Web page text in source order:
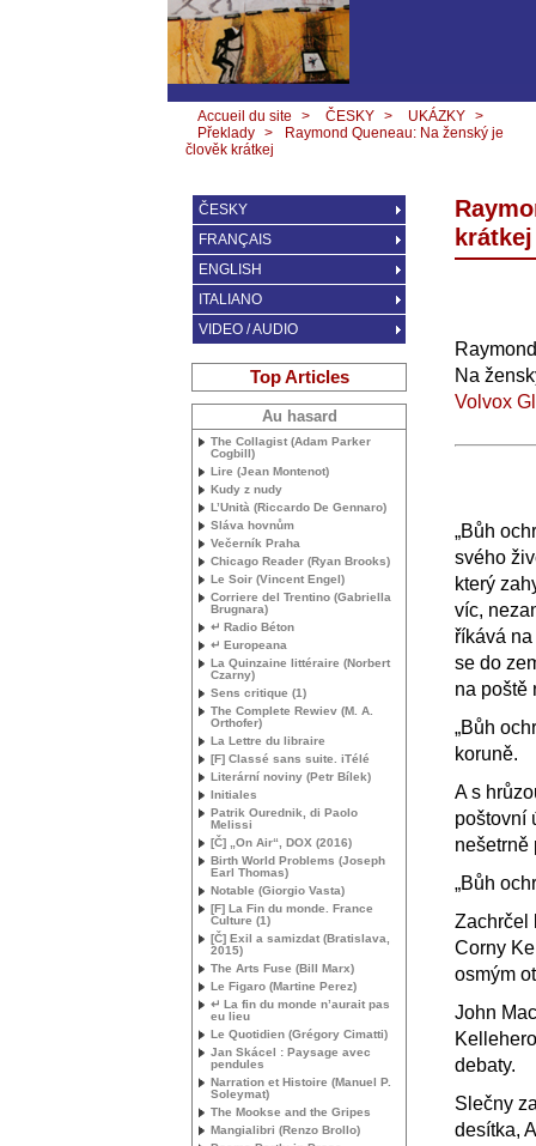
Accueil du site > ČESKY > UKÁZKY >
Překlady >
Raymond Queneau: Na ženský je
člověk krátkej
krátkej
Na
Volvox
„Bůh
svého
který
víc,
říkává
se do
na poště
„Bůh
koruně.
A s
poštovní
nešetrně
„Bůh
Zachrčel
Corny
osmým
John
debaty.
Slečny
desítka,
ČESKY
FRANÇAIS
ENGLISH
ITALIANO
VIDEO / AUDIO
Top Articles
Au hasard
The Collagist (Adam Parker
Cogbill)
Lire (Jean Montenot)
Kudy z nudy
L’Unità (Riccardo De Gennaro)
Sláva hovnům
Večerník Praha
Chicago Reader (Ryan Brooks)
Le Soir (Vincent Engel)
Corriere del Trentino (Gabriella
Brugnara)
↵ Radio Béton
↵ Europeana
La Quinzaine littéraire (Norbert
Czarny)
Sens critique (1)
The Complete Rewiev (M. A.
Orthofer)
La Lettre du libraire
[F] Classé sans suite. iTélé
Literární noviny (Petr Bílek)
Initiales
Patrik Ourednik, di Paolo
Melissi
[Č] „On Air“, DOX (2016)
Birth World Problems (Joseph
Earl Thomas)
Notable (Giorgio Vasta)
[F] La Fin du monde. France
Culture (1)
[Č] Exil a samizdat (Bratislava,
2015)
The Arts Fuse (Bill Marx)
Le Figaro (Martine Perez)
↵ La fin du monde n’aurait pas
eu lieu
Le Quotidien (Grégory Cimatti)
Jan Skácel : Paysage avec
pendules
Narration et Histoire (Manuel P.
Soleymat)
The Mookse and the Gripes
Mangialibri (Renzo Brollo)